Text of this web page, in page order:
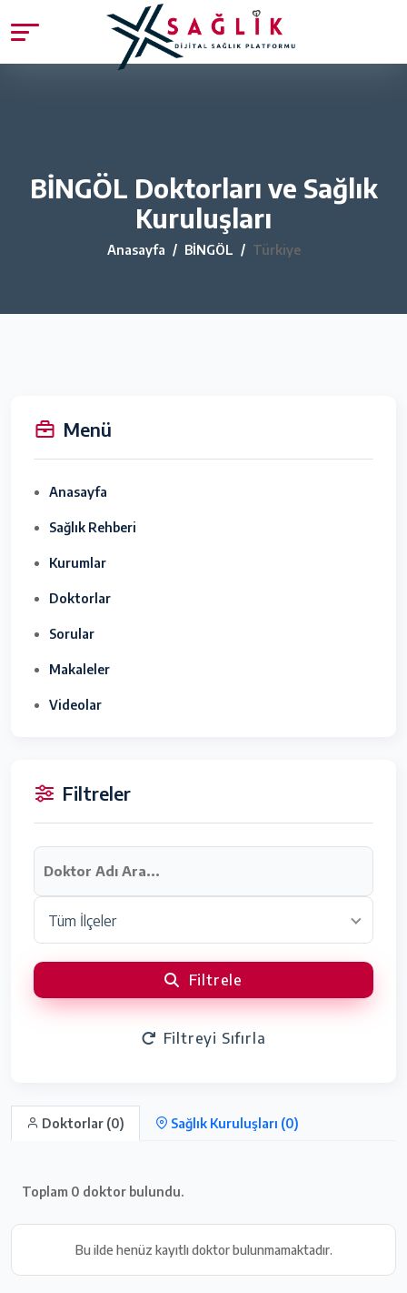
BİNGÖL Doktorları ve Sağlık
Kuruluşları
Anasayfa BİNGÖL Türkiye
Menü
Anasayfa
Sağlık Rehberi
Kurumlar
Doktorlar
Sorular
Makaleler
Videolar
Filtreler
Tüm İlçeler
Filtrele
Filtreyi Sıfırla
Doktorlar (0) Sağlık Kuruluşları (0)
Toplam 0 doktor bulundu.
Bu ilde henüz kayıtlı doktor bulunmamaktadır.